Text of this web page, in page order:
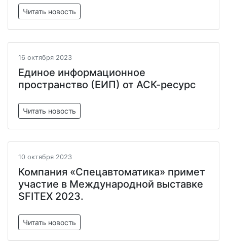
Читать новость
16 октября 2023
Единое информационное
пространство (ЕИП) от АСК-ресурс
Читать новость
10 октября 2023
Компания «Спецавтоматика» примет
участие в Международной выставке
SFITEX 2023.
Читать новость